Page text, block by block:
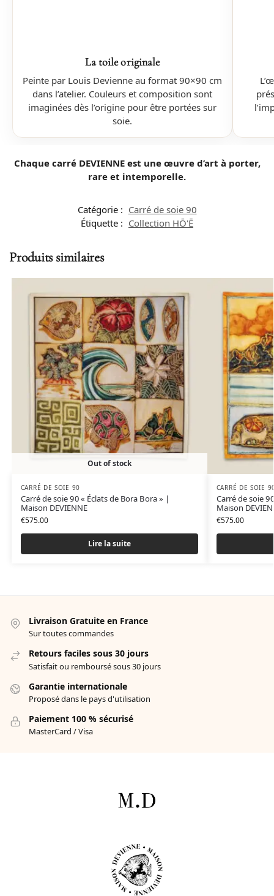
La toile originale
Peinte par Louis Devienne au format 90×90 cm
dans l’atelier. Couleurs et composition sont
imaginées dès l’origine pour être portées sur
soie.
Chaque carré DEVIENNE est une œuvre d’art à porter,
rare et intemporelle.
Catégorie : Carré de soie 90
Étiquette : Collection HŌ'Ē
Produits similaires
Out of stock
CARRÉ DE SOIE 90
Carré de soie 90 « Éclats de Bora Bora » |
Maison DEVIENNE
€575.00
Lire la suite
CARRÉ DE SOIE
Carré de soie
Maison
€575.00
Livraison Gratuite en France
Sur toutes commandes
Retours faciles sous 30 jours
Satisfait ou remboursé sous 30 jours
Garantie internationale
Proposé dans le pays d'utilisation
Paiement 100 % sécurisé
MasterCard / Visa